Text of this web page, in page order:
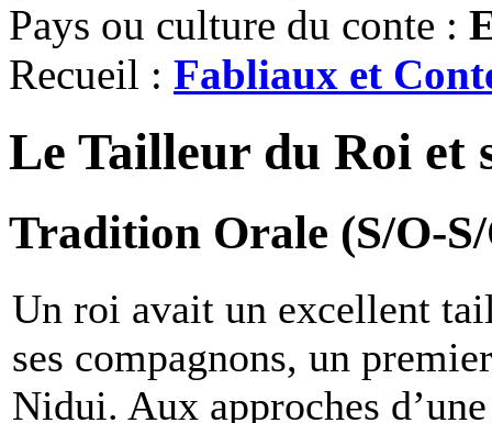
Pays ou culture du conte :
Recueil : Fabliaux et
Le Tailleur du Roi et
Tradition Orale (S/O-
Un roi avait un excellent
ses compagnons, un
Nidui. Aux approches